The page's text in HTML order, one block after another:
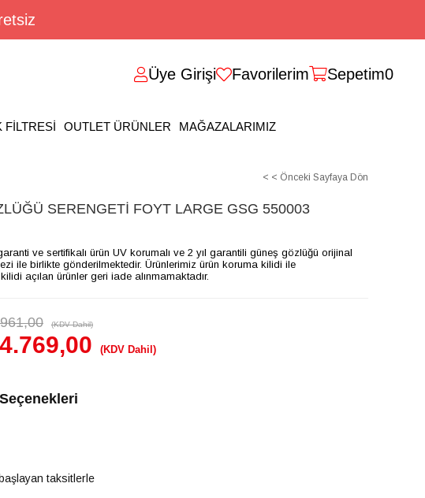
Üye Girişi Favorilerim Sepetim0
FİLTRESİ OUTLET ÜRÜNLER MAĞAZALARIMIZ
< < Önceki Sayfaya Dön
SERENGETİ FOYT LARGE GSG 550003
ve sertifikalı ürün UV korumalı ve 2 yıl garantili güneş gözlüğü orijinal
ile birlikte gönderilmektedir. Ürünlerimiz ürün koruma kilidi ile
açılan ürünler geri iade alınmamaktadır.
(KDV Dahil)
(KDV Dahil)
taksitlerle